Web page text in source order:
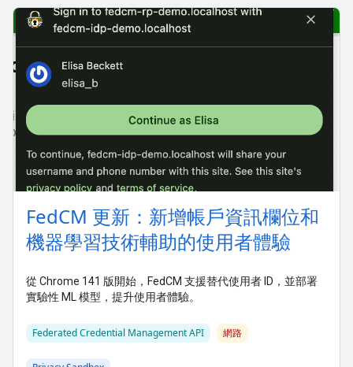
FedCM 更新：新增帳戶資訊欄位和
機器學習技術輔助的使用者體驗
從 Chrome 141 版開始，FedCM 支援替代使用者 ID，並部署
實驗性 ML 模型，提升使用者體驗。
Federated Credential Management API 網路